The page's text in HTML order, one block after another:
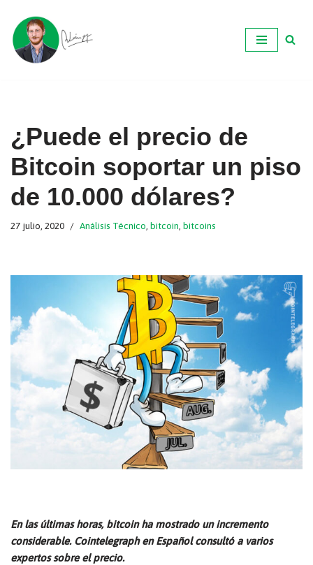
Ir
al
¿Puede el precio de
Bitcoin soportar un piso
de 10.000 dólares?
27 julio, 2020 Análisis Técnico bitcoin bitcoins
En las últimas horas, bitcoin ha mostrado un incremento
considerable. Cointelegraph en Español consultó a varios
expertos sobre el precio.